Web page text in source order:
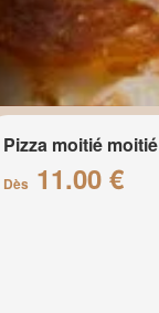
Pizza moitié moitié
Dès 11.00 €